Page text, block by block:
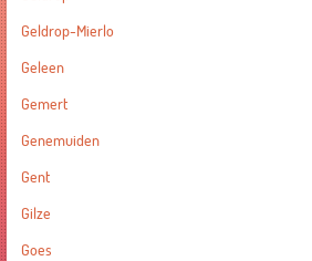
Geldrop-Mierlo
Geleen
Gemert
Genemuiden
Gent
Gilze
Goes